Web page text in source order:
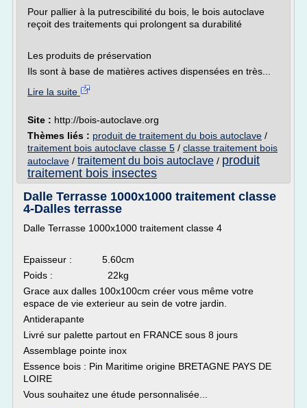
Pour pallier à la putrescibilité du bois, le bois autoclave
reçoit des traitements qui prolongent sa durabilité
Les produits de préservation
Ils sont à base de matières actives dispensées en très...
Lire la suite
Site : http://bois-autoclave.org
Thèmes liés : produit de traitement du bois autoclave /
traitement bois autoclave classe 5 / classe traitement bois
autoclave / traitement du bois autoclave / produit
traitement bois insectes
Dalle Terrasse 1000x1000 traitement classe
4-Dalles terrasse
Dalle Terrasse 1000x1000 traitement classe 4
Epaisseur : 5.60cm
Poids : 22kg
Grace aux dalles 100x100cm créer vous même votre
espace de vie exterieur au sein de votre jardin.
Antiderapante
Livré sur palette partout en FRANCE sous 8 jours
Assemblage pointe inox
Essence bois : Pin Maritime origine BRETAGNE PAYS DE
LOIRE
Vous souhaitez une étude personnalisée...